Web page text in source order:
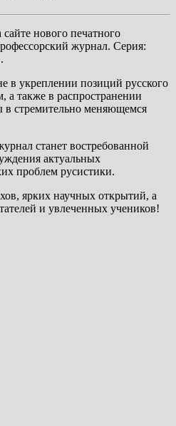
нового печатного
журнал. Серия:
в укреплении позиций русского
а также в распространении
в стремительно меняющемся
станет востребованной
актуальных
проблем русистики.
ярких научных открытий, а
и увлеченных учеников!